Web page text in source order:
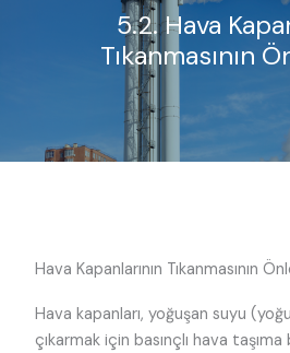
5.2. Hava
Tıkanmasının
Hava Kapanlarının Tıkanmasının
Hava kapanları, yoğuşan suyu
çıkarmak için basınçlı hava